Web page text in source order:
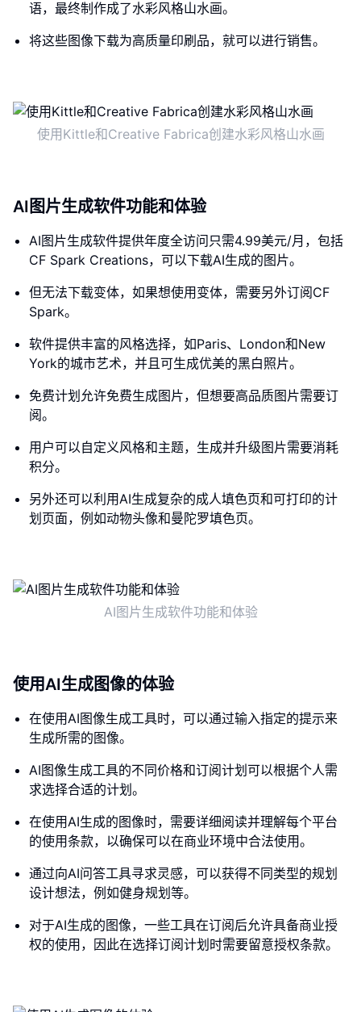
语，最终制作成了水彩风格山水画。
将这些图像下载为高质量印刷品，就可以进行销售。
使用Kittle和Creative Fabrica创建水彩风格山水画
AI图片生成软件功能和体验
AI图片生成软件提供年度全访问只需4.99美元/月，包括
CF Spark Creations，可以下载AI生成的图片。
但无法下载变体，如果想使用变体，需要另外订阅CF
Spark。
软件提供丰富的风格选择，如Paris、London和New
York的城市艺术，并且可生成优美的黑白照片。
免费计划允许免费生成图片，但想要高品质图片需要订
阅。
用户可以自定义风格和主题，生成并升级图片需要消耗
积分。
另外还可以利用AI生成复杂的成人填色页和可打印的计
划页面，例如动物头像和曼陀罗填色页。
AI图片生成软件功能和体验
使用AI生成图像的体验
在使用AI图像生成工具时，可以通过输入指定的提示来
生成所需的图像。
AI图像生成工具的不同价格和订阅计划可以根据个人需
求选择合适的计划。
在使用AI生成的图像时，需要详细阅读并理解每个平台
的使用条款，以确保可以在商业环境中合法使用。
通过向AI问答工具寻求灵感，可以获得不同类型的规划
设计想法，例如健身规划等。
对于AI生成的图像，一些工具在订阅后允许具备商业授
权的使用，因此在选择订阅计划时需要留意授权条款。